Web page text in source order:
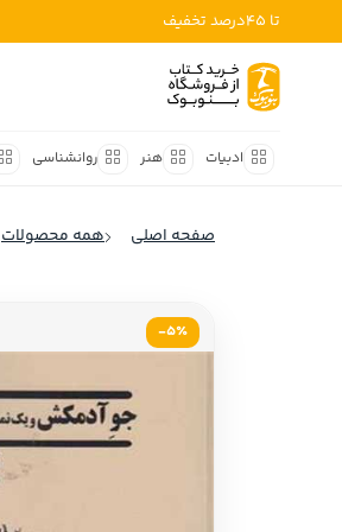
تا 45درصد تخفیف
ادبیات هنر روانشناسی
ادبیات ایران
ادبیات ایتالیا
ادبیات
صفحه اصلی همه محصولات
5٪-